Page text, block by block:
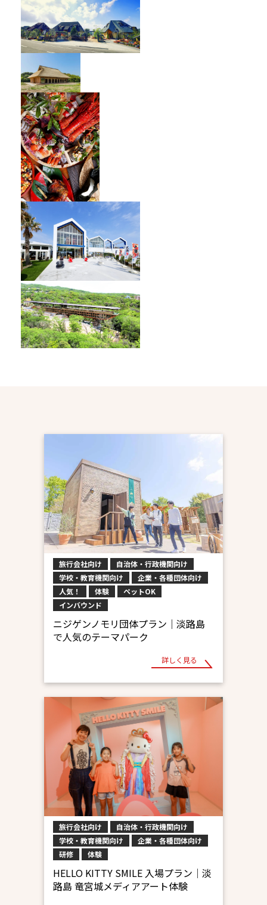
オーベルジュ フレンチの森
旅行会社向け
自治体・行政機関向け
学校・教育機関向け
企業・各種団体向け
人気！
体験
ペットOK
インバウンド
ニジゲンノモリ団体プラン｜淡路島
で人気のテーマパーク
詳しく見る
旅行会社向け
自治体・行政機関向け
学校・教育機関向け
企業・各種団体向け
研修
体験
HELLO KITTY SMILE 入場プラン│淡
路島 竜宮城メディアアート体験